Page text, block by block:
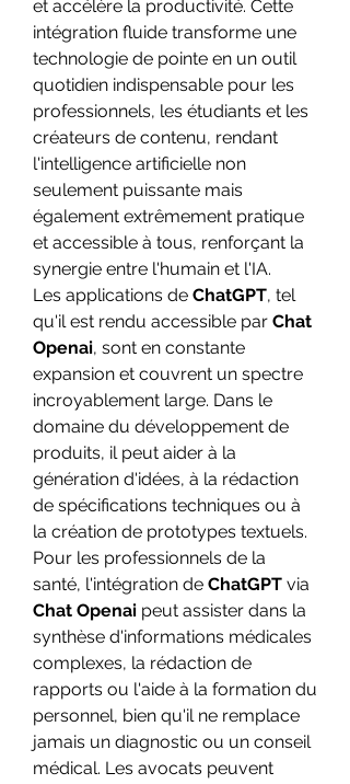
et accélère la productivité. Cette
intégration fluide transforme une
technologie de pointe en un outil
quotidien indispensable pour les
professionnels, les étudiants et les
créateurs de contenu, rendant
l'intelligence artificielle non
seulement puissante mais
également extrêmement pratique
et accessible à tous, renforçant la
synergie entre l'humain et l'IA.
Les applications de ChatGPT, tel
qu'il est rendu accessible par Chat
Openai, sont en constante
expansion et couvrent un spectre
incroyablement large. Dans le
domaine du développement de
produits, il peut aider à la
génération d'idées, à la rédaction
de spécifications techniques ou à
la création de prototypes textuels.
Pour les professionnels de la
santé, l'intégration de ChatGPT
Chat Openai peut assister dans la
synthèse d'informations médicales
complexes, la rédaction de
rapports ou l'aide à la formation du
personnel, bien qu'il ne remplace
jamais un diagnostic ou un conseil
médical. Les avocats peuvent